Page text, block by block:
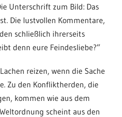
Unterschrift zum Bild: Das
Die lustvollen Kommentare,
schließlich ihrerseits
denn eure Feindesliebe?“
reizen, wenn die Sache
Zu den Konfliktherden, die
kommen wie aus dem
scheint aus den